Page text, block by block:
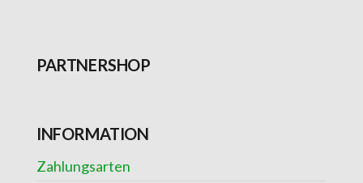
PARTNERSHOP
INFORMATION
Zahlungsarten